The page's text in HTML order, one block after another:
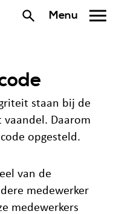
Menu
staan bij de
vaandel. Daarom
opgesteld.
van de
medewerker
medewerkers